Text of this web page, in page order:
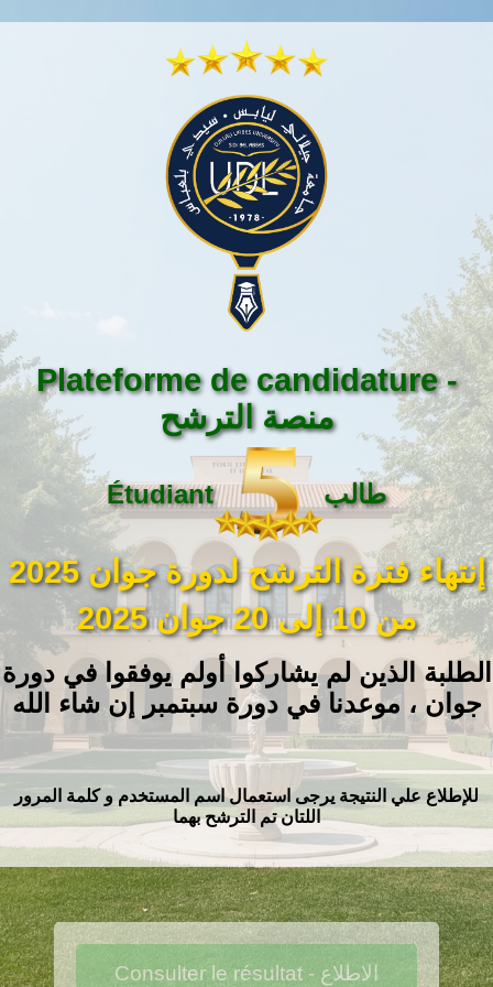
Plateforme de candidature -
منصة الترشح
Étudiant طالب
إنتهاء فترة الترشح لدورة جوان 2025
من 10 إلى 20 جوان 2025
الطلبة الذين لم يشاركوا أولم يوفقوا في دورة
جوان ، موعدنا في دورة سبتمبر إن شاء الله
للإطلاع علي النتيجة يرجى استعمال اسم المستخدم و كلمة المرور
اللتان تم الترشح بهما
Consulter le résultat - الاطلاع